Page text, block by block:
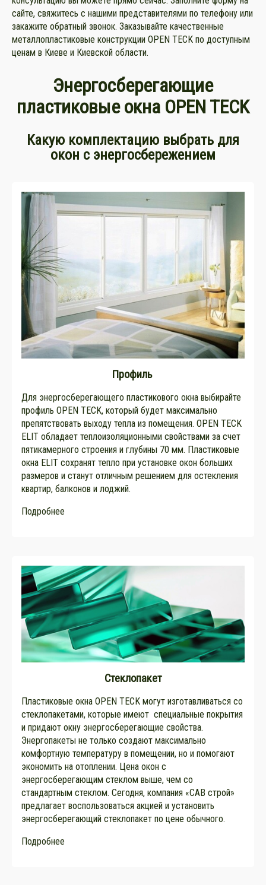
сайте, свяжитесь с нашими представителями по телефону или
закажите обратный звонок. Заказывайте качественные
металлопластиковые конструкции OPEN TECK по доступным
ценам в Киеве и Киевской области.
Энергосберегающие
пластиковые окна OPEN TECK
Какую комплектацию выбрать для
окон с энергосбережением
Профиль
Для энергосберегающего пластикового окна выбирайте
профиль OPEN TECK, который будет максимально
препятствовать выходу тепла из помещения. OPEN TECK
ELIT обладает теплоизоляционными свойствами за счет
пятикамерного строения и глубины 70 мм. Пластиковые
окна ELIT сохранят тепло при установке окон больших
размеров и станут отличным решением для остекления
квартир, балконов и лоджий.
Подробнее
Стеклопакет
Пластиковые окна OPEN TECK могут изготавливаться со
стеклопакетами, которые имеют специальные покрытия
и придают окну энергосберегающие свойства.
Энергопакеты не только создают максимально
комфортную температуру в помещении, но и помогают
экономить на отоплении. Цена окон с
энергосберегающим стеклом выше, чем со
стандартным стеклом. Сегодня, компания «САВ строй»
предлагает воспользоваться акцией и установить
энергосберегающий стеклопакет по цене обычного.
Подробнее